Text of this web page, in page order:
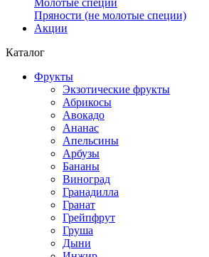
Молотые специи
Пряности (не молотые специи)
Акции
Каталог
Фрукты
Экзотические фрукты
Абрикосы
Авокадо
Ананас
Апельсины
Арбузы
Бананы
Виноград
Гранадилла
Гранат
Грейпфрут
Груша
Дыни